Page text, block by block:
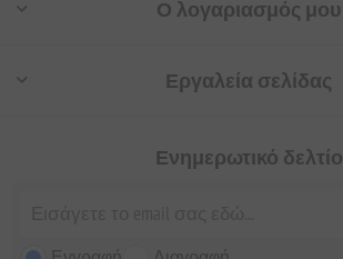
Ο λογαριασμός μου
Εργαλεία σελίδας
Ενημερωτικό δελτίο